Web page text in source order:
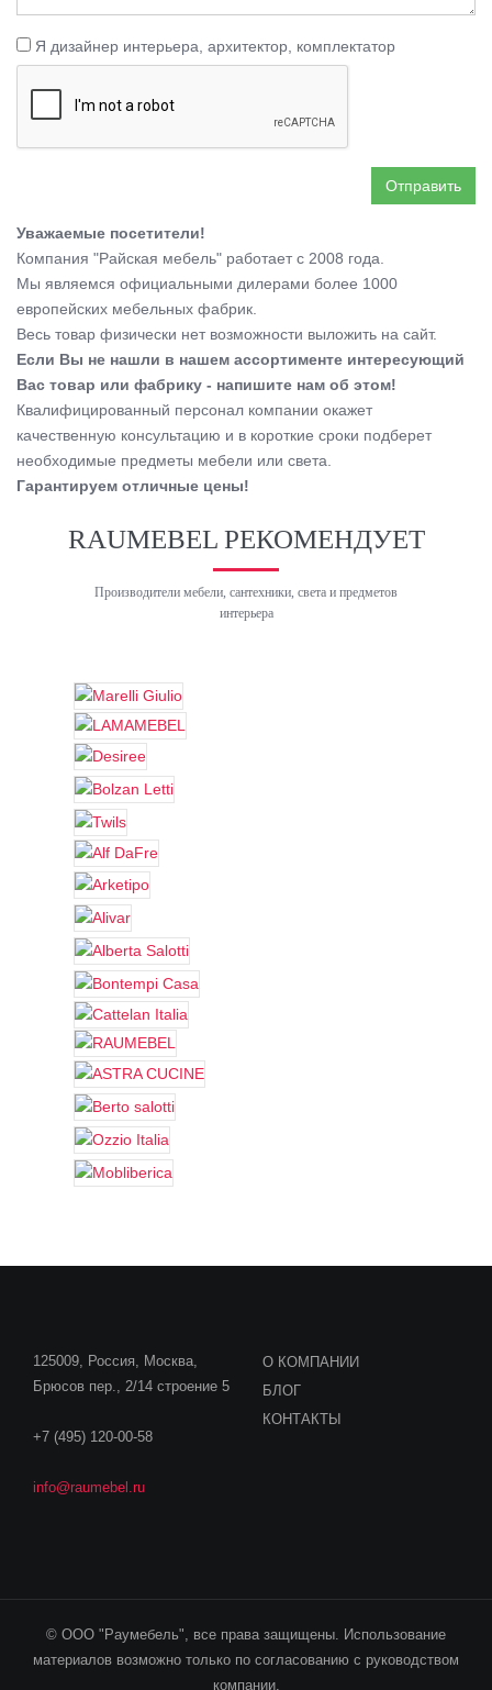
Я дизайнер интерьера, архитектор, комплектатор
Отправить
Уважаемые посетители!
Компания "Райская мебель" работает с 2008 года.
Мы являемся официальными дилерами более 1000
европейских мебельных фабрик.
Весь товар физически нет возможности выложить на сайт.
Если Вы не нашли в нашем ассортименте интересующий
Вас товар или фабрику - напишите нам об этом!
Квалифицированный персонал компании окажет
качественную консультацию и в короткие сроки подберет
необходимые предметы мебели или света.
Гарантируем отличные цены!
RAUMEBEL РЕКОМЕНДУЕТ
Производители мебели, сантехники, света и предметов
интерьера
125009, Россия, Москва,
Брюсов пер., 2/14 строение 5
+7 (495) 120-00-58
info@raumebel.ru
О КОМПАНИИ
БЛОГ
КОНТАКТЫ
© ООО "Раумебель", все права защищены. Использование
материалов возможно только по согласованию с руководством
компании.